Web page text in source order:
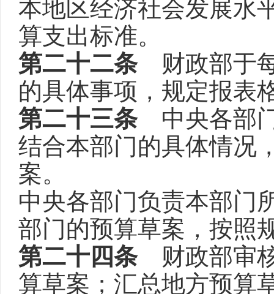
本地区经济社会发展水
算支出标准。
第二十二条财政部于每
的具体事项，规定报表
第二十三条中央各部门
结合本部门的具体情况
案。
中央各部门负责本部门
部门的预算草案，按照
第二十四条财政部审核
算草案；汇总地方预算